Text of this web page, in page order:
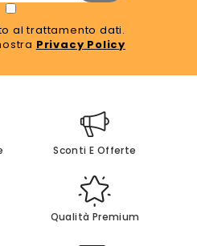
al trattamento dati.
Privacy Policy
Sconti E Offerte
Qualità Premium